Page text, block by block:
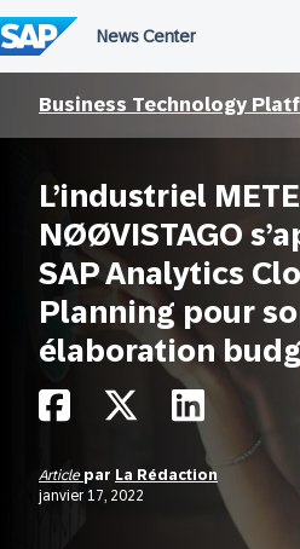
au
contenu
Business Technology
L’industriel
NØØVISTAGO
SAP Analytics
Planning pour
élaboration
Article par La Rédaction
janvier 17, 2022